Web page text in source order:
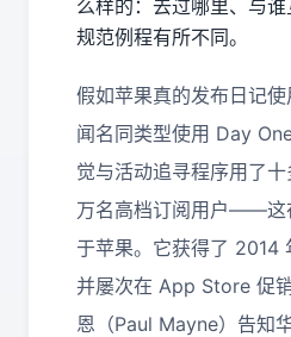
么样的：去过哪里、与
规范例程有所不同。
假如苹果真的发布日记
闻名同类型使用 Day
觉与活动追寻程序用了
万名高档订阅用户——这
于苹果。它获得了 2014
并屡次在 App Store 促
恩（Paul Mayne）告知